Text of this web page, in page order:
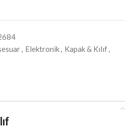
, Elektronik, Kapak & Kılıf,